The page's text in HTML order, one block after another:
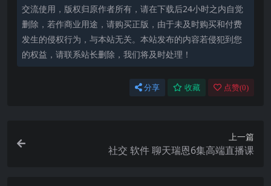
交流使用，版权归原作者所有，请在下载后24小时之内自觉
删除，若作商业用途，请购买正版，由于未及时购买和付费
发生的侵权行为，与本站无关。本站发布的内容若侵犯到您
的权益，请联系站长删除，我们将及时处理！
分享 收藏 点赞(0)
上一篇
社交 软件 聊天瑞恩6集高端直播课